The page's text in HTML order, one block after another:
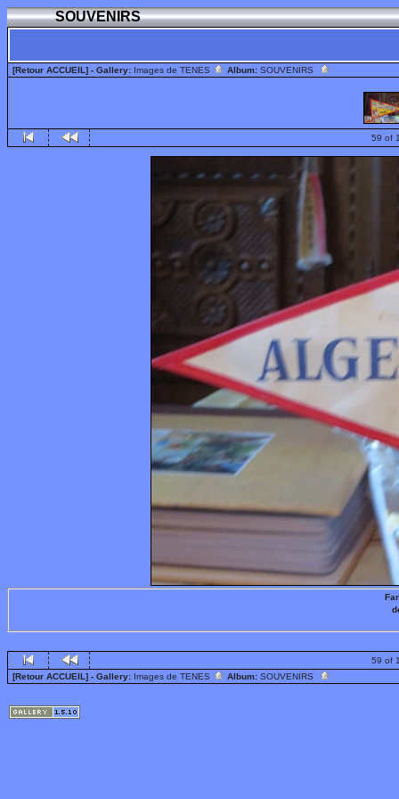
SOUVENIRS
[Retour ACCUEIL] - Gallery: Images de TENES Album: SOUVENIRS
59 of
59 of
[Retour ACCUEIL] - Gallery: Images de TENES Album: SOUVENIRS